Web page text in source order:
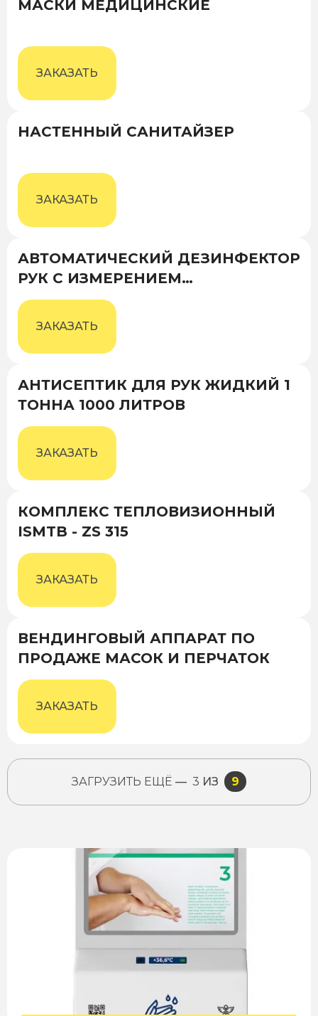
МАСКИ МЕДИЦИНСКИЕ
ЗАКАЗАТЬ
НАСТЕННЫЙ САНИТАЙЗЕР
ЗАКАЗАТЬ
АВТОМАТИЧЕСКИЙ ДЕЗИНФЕКТОР
РУК С ИЗМЕРЕНИЕМ
ТЕМПЕРАТУРЫ
ЗАКАЗАТЬ
АНТИСЕПТИК ДЛЯ РУК ЖИДКИЙ 1
ТОННА 1000 ЛИТРОВ
ЗАКАЗАТЬ
КОМПЛЕКС ТЕПЛОВИЗИОННЫЙ
ISMTB - ZS 315
ЗАКАЗАТЬ
ВЕНДИНГОВЫЙ АППАРАТ ПО
ПРОДАЖЕ МАСОК И ПЕРЧАТОК
ЗАКАЗАТЬ
ЗАГРУЗИТЬ ЕЩЁ — 3 ИЗ 9